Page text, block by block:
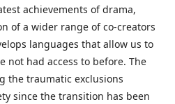
achievements of drama,
of a wider range of co-creators
languages that allow us to
not had access to before. The
the traumatic exclusions
since the transition has been